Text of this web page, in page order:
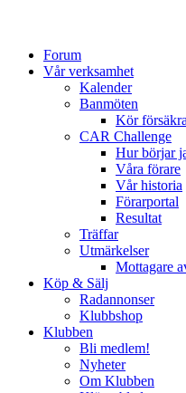
Forum
Vår verksamhet
Kalender
Banmöten
Kör
CAR Challenge
Hur börjar
Våra förare
Vår historia
Förarportal
Resultat
Träffar
Utmärkelser
Mottagare
Köp & Sälj
Radannonser
Klubbshop
Klubben
Bli medlem!
Nyheter
Om Klubben